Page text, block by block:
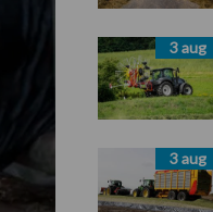
3 aug
3 aug